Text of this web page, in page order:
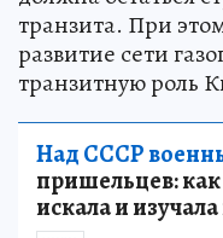
транзита. При
развитие сети
транзитную роль
Над СССР
пришельцев: как
искала и